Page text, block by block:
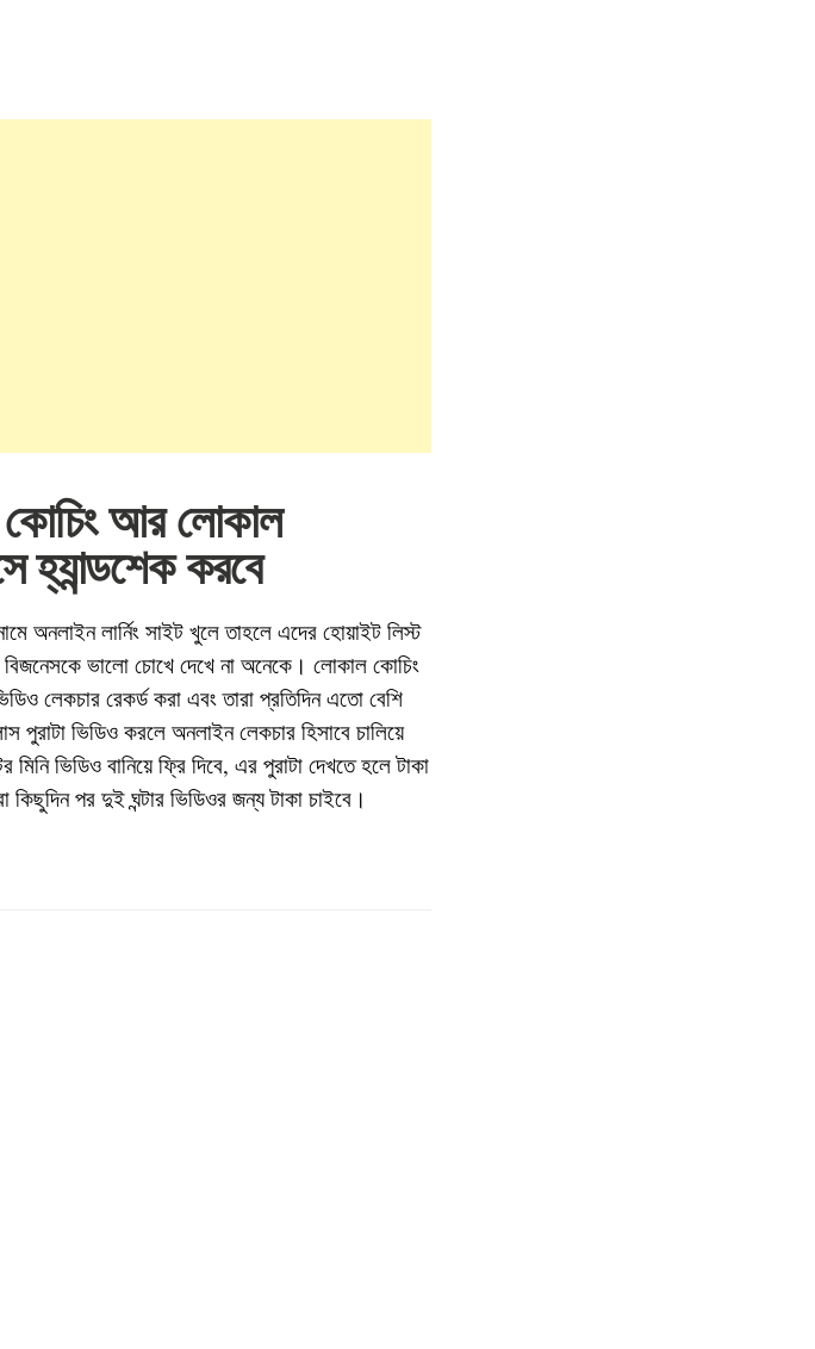
কোচিং আর লোকাল
হ্যান্ডশেক করবে
অনলাইন লার্নিং সাইট খুলে তাহলে এদের হোয়াইট লিস্ট
বিজনেসকে ভালো চোখে দেখে না অনেকে। লোকাল কোচিং
লেকচার রেকর্ড করা এবং তারা প্রতিদিন এতো বেশি
ভিডিও করলে অনলাইন লেকচার হিসাবে চালিয়ে
ভিডিও বানিয়ে ফ্রি দিবে, এর পুরাটা দেখতে হলে টাকা
কিছুদিন পর দুই ঘন্টার ভিডিওর জন্য টাকা চাইবে।